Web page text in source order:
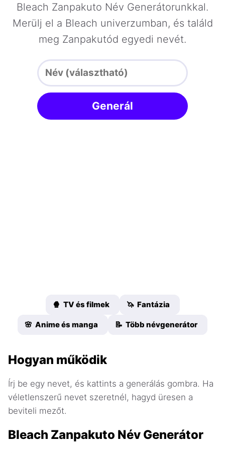
Bleach Zanpakuto Név Generátorunkkal.
Merülj el a Bleach univerzumban, és találd
meg Zanpakutód egyedi nevét.
Generál
🍿 TV és filmek 🦄 Fantázia
🌸 Anime és manga 📝 Több névgenerátor
Hogyan működik
Írj be egy nevet, és kattints a generálás gombra. Ha
véletlenszerű nevet szeretnél, hagyd üresen a
beviteli mezőt.
Bleach Zanpakuto Név Generátor